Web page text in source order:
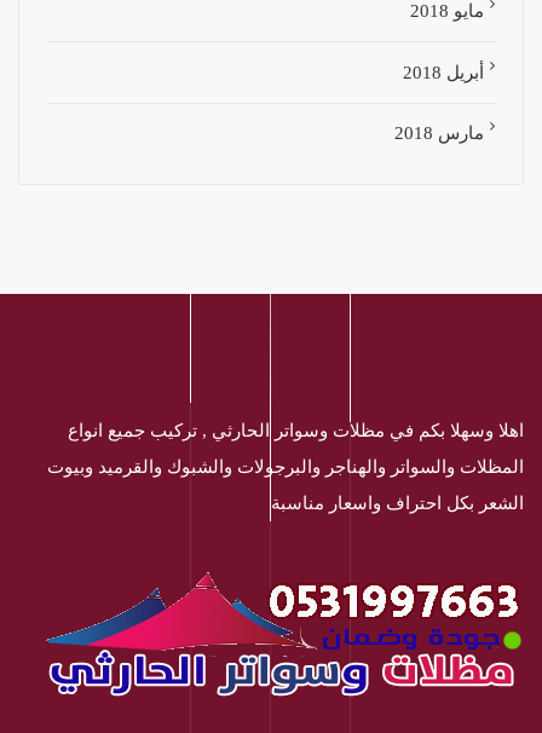
مايو 2018
أبريل 2018
مارس 2018
اهلا وسهلا بكم في مظلات وسواتر الحارثي , تركيب جميع انواع
المظلات والسواتر والهناجر والبرجولات والشبوك والقرميد وبيوت
الشعر بكل احتراف واسعار مناسبة